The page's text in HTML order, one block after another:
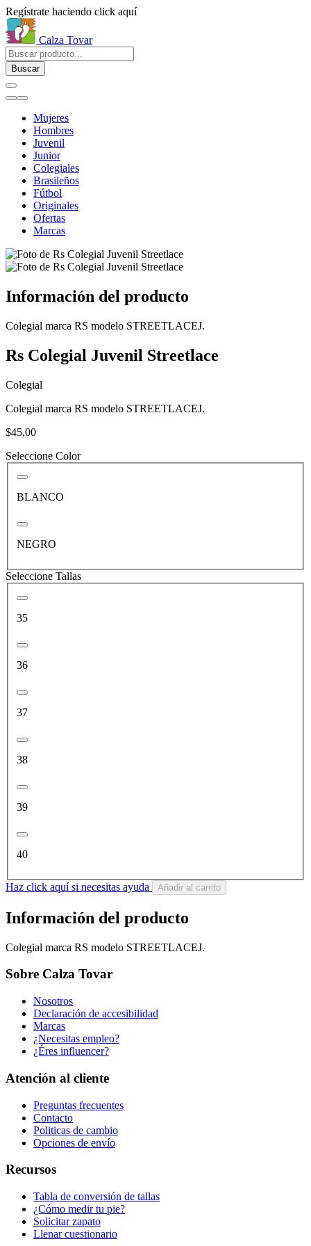
Regístrate haciendo click aquí
Calza Tovar
Buscar
Mujeres
Hombres
Juvenil
Junior
Colegiales
Brasileños
Fútbol
Originales
Ofertas
Marcas
Información del producto
Colegial marca RS modelo STREETLACEJ.
Rs Colegial Juvenil Streetlace
Colegial
Colegial marca RS modelo STREETLACEJ.
$45,00
Seleccione Color
BLANCO
NEGRO
Seleccione Tallas
35
36
37
38
39
40
Haz click aquí si necesitas ayuda Añadir al carrito
Información del producto
Colegial marca RS modelo STREETLACEJ.
Sobre Calza Tovar
Nosotros
Declaración de accesibilidad
Marcas
¿Necesitas empleo?
¿Éres influencer?
Atención al cliente
Preguntas frecuentes
Contacto
Politicas de cambio
Opciones de envío
Recursos
Tabla de conversión de tallas
¿Cómo medir tu pie?
Solicitar zapato
Llenar cuestionario